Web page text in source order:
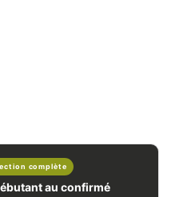
complète
au confirmé